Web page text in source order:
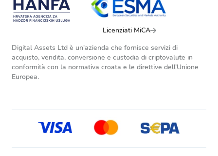
Licenziati MiCA
Digital Assets Ltd è un'azienda che fornisce servizi di
acquisto, vendita, conversione e custodia di criptovalute in
conformità con la normativa croata e le direttive dell’Unione
Europea.